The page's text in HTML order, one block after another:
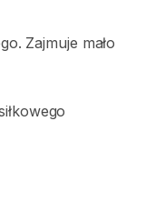
Zajmuje mało